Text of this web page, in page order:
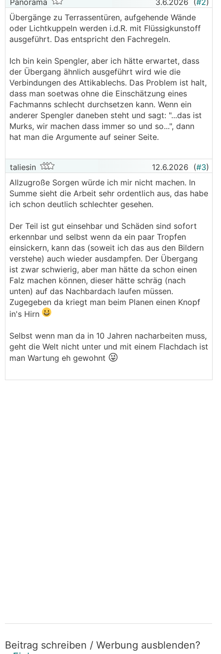
Panorama 3.6.2026 (#2)
Übergänge zu Terrassentüren, aufgehende Wände
oder Lichtkuppeln werden i.d.R. mit Flüssigkunstoff
ausgeführt. Das entspricht den Fachregeln.
Ich bin kein Spengler, aber ich hätte erwartet, dass
der Übergang ähnlich ausgeführt wird wie die
Verbindungen des Attikablechs. Das Problem ist halt,
dass man soetwas ohne die Einschätzung eines
Fachmanns schlecht durchsetzen kann. Wenn ein
anderer Spengler daneben steht und sagt: "...das ist
Murks, wir machen dass immer so und so...", dann
hat man die Argumente auf seiner Seite.
taliesin 12.6.2026 (#3)
Allzugroße Sorgen würde ich mir nicht machen. In
Summe sieht die Arbeit sehr ordentlich aus, das habe
ich schon deutlich schlechter gesehen.
Der Teil ist gut einsehbar und Schäden sind sofort
erkennbar und selbst wenn da ein paar Tropfen
einsickern, kann das (soweit ich das aus den Bildern
verstehe) auch wieder ausdampfen. Der Übergang
ist zwar schwierig, aber man hätte da schon einen
Falz machen können, dieser hätte schräg (nach
unten) auf das Nachbardach laufen müssen.
Zugegeben da kriegt man beim Planen einen Knopf
in's Hirn
Selbst wenn man da in 10 Jahren nacharbeiten muss,
geht die Welt nicht unter und mit einem Flachdach ist
man Wartung eh gewohnt 😜
Beitrag schreiben / Werbung ausblenden?